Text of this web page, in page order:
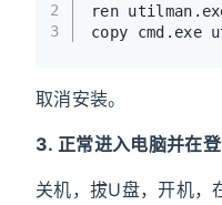
2
3
ren
copy cmd.exe
取消安装。
3. 正常进入电脑并在
关机，拔U盘，开机，